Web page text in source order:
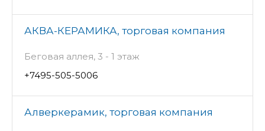
АКВА-КЕРАМИКА, торговая компания
Беговая аллея, 3 - 1 этаж
+7495-505-5006
Алверкерамик, торговая компания